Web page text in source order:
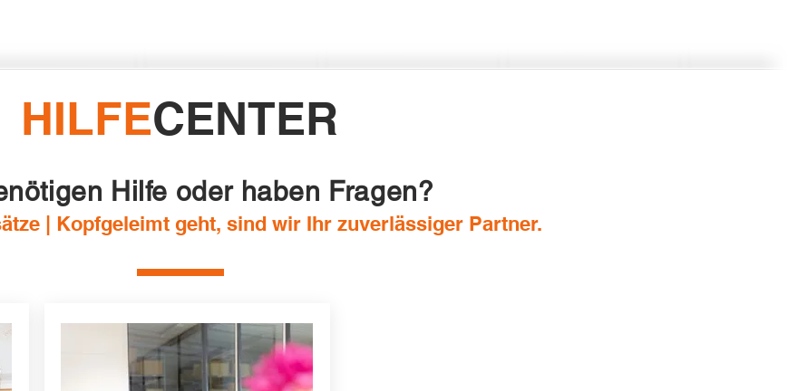
HILFECENTER
Hilfe oder haben Fragen?
| Kopfgeleimt geht, sind wir Ihr zuverlässiger Partner.